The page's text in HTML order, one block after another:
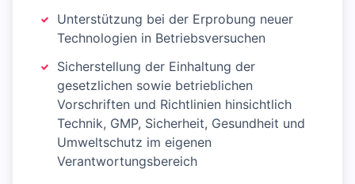
Unterstützung bei der Erprobung neuer
Technologien in Betriebsversuchen
Sicherstellung der Einhaltung der
gesetzlichen sowie betrieblichen
Vorschriften und Richtlinien hinsichtlich
Technik, GMP, Sicherheit, Gesundheit und
Umweltschutz im eigenen
Verantwortungsbereich